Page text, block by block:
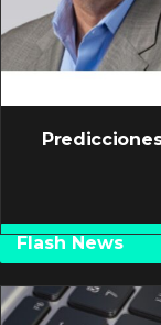
Flash News